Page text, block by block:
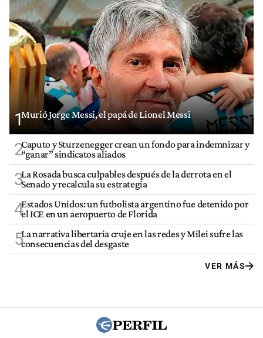
1Murió Jorge Messi, el papá de Lionel Messi
2Caputo y Sturzenegger crean un fondo para indemnizar y
“ganar” sindicatos aliados
3La Rosada busca culpables después de la derrota en el
Senado y recalcula su estrategia
4Estados Unidos: un futbolista argentino fue detenido por
el ICE en un aeropuerto de Florida
5La narrativa libertaria cruje en las redes y Milei sufre las
consecuencias del desgaste
VER MÁS